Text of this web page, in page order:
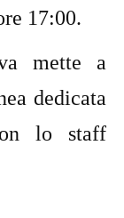
17:00.
mette a
dedicata
lo staff